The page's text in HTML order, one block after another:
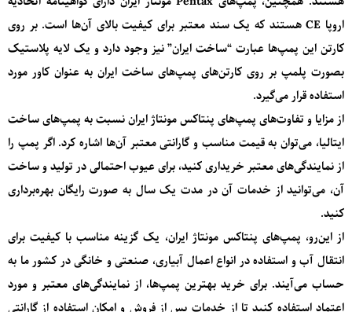
اروپا CE هستند که یک سند معتبر برای کیفیت بالای آن‌ها است. بر روی
کارتن این پمپ‌ها عبارت “ساخت ایران” نیز وجود دارد و یک لایه پلاستیک
بصورت پلمپ بر روی کارتن‌های پمپ‌های ساخت ایران به عنوان کاور مورد
استفاده قرار می‌گیرد.
از مزایا و تفاوت‌های پمپ‌های پنتاکس مونتاژ ایران نسبت به پمپ‌های ساخت
ایتالیا، می‌توان به قیمت مناسب و گارانتی معتبر آن‌ها اشاره کرد. اگر پمپ را
از نمایندگی‌های معتبر خریداری کنید، برای عیوب احتمالی در تولید و ساخت
آن، می‌توانید از خدمات آن در مدت یک سال به صورت رایگان بهره‌برداری
کنید.
از این‌رو، پمپ‌های پنتاکس مونتاژ ایران، یک گزینه مناسب با کیفیت برای
انتقال آب و استفاده در انواع اعمال آبیاری، صنعتی و خانگی در کشور ما به
حساب می‌آیند. برای خرید بهترین پمپ‌ها، از نمایندگی‌های معتبر و مورد
اعتماد استفاده کنید تا از خدمات پس از فروش و امکان استفاده از گارانتی